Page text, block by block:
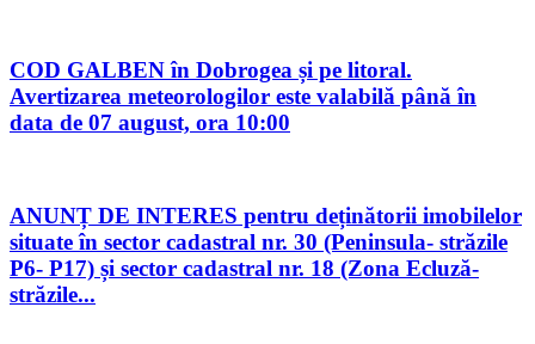
COD GALBEN în Dobrogea și pe litoral.
Avertizarea meteorologilor este valabilă până în
data de 07 august, ora 10:00
ANUNȚ DE INTERES pentru deținătorii imobilelor
situate în sector cadastral nr. 30 (Peninsula- străzile
P6- P17) și sector cadastral nr. 18 (Zona Ecluză-
străzile...